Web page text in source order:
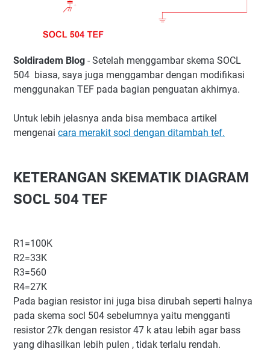
Soldiradem Blog - Setelah menggambar skema SOCL
504 biasa, saya juga menggambar dengan modifikasi
menggunakan TEF pada bagian penguatan akhirnya.
Untuk lebih jelasnya anda bisa membaca artikel
mengenai cara merakit socl dengan ditambah tef.
KETERANGAN SKEMATIK DIAGRAM
SOCL 504 TEF
R1=100K
R2=33K
R3=560
R4=27K
Pada bagian resistor ini juga bisa dirubah seperti halnya
pada skema socl 504 sebelumnya yaitu mengganti
resistor 27k dengan resistor 47 k atau lebih agar bass
yang dihasilkan lebih pulen , tidak terlalu rendah.